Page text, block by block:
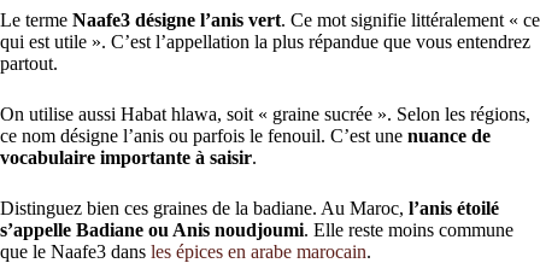
Le terme Naafe3 désigne l’anis vert. Ce mot signifie littéralement « ce
qui est utile ». C’est l’appellation la plus répandue que vous entendrez
partout.
On utilise aussi Habat hlawa, soit « graine sucrée ». Selon les régions,
ce nom désigne l’anis ou parfois le fenouil. C’est une nuance de
vocabulaire importante à saisir.
Distinguez bien ces graines de la badiane. Au Maroc, l’anis étoilé
s’appelle Badiane ou Anis noudjoumi. Elle reste moins commune
que le Naafe3 dans les épices en arabe marocain.